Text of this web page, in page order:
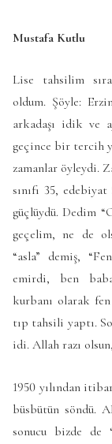
Mustafa Kutlu
Lise tahsilim
oldum. Şöyle:
arkadaşı idik ve
geçince bir tercih
zamanlar öyleydi.
sınıfı 35,
güçlüydü. Dedim
geçelim, ne de
“asla” demiş,
emirdi, ben
kurbanı olarak
tıp tahsili yaptı.
idi. Allah razı
1950 yılından
büsbütün söndü.
sonucu bizde de